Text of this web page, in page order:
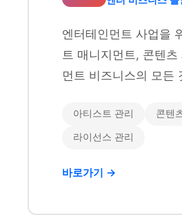
엔터테인먼트 사업을
트 매니지먼트, 콘텐
먼트 비즈니스의 모든
아티스트 관리 콘텐
라이선스 관리
바로가기 →